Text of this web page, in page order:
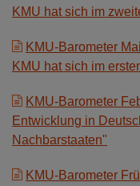
KMU hat sich im
KMU-Barometer
KMU hat sich im
KMU-Barometer
Entwicklung in
Nachbarstaaten"
KMU-Barometer